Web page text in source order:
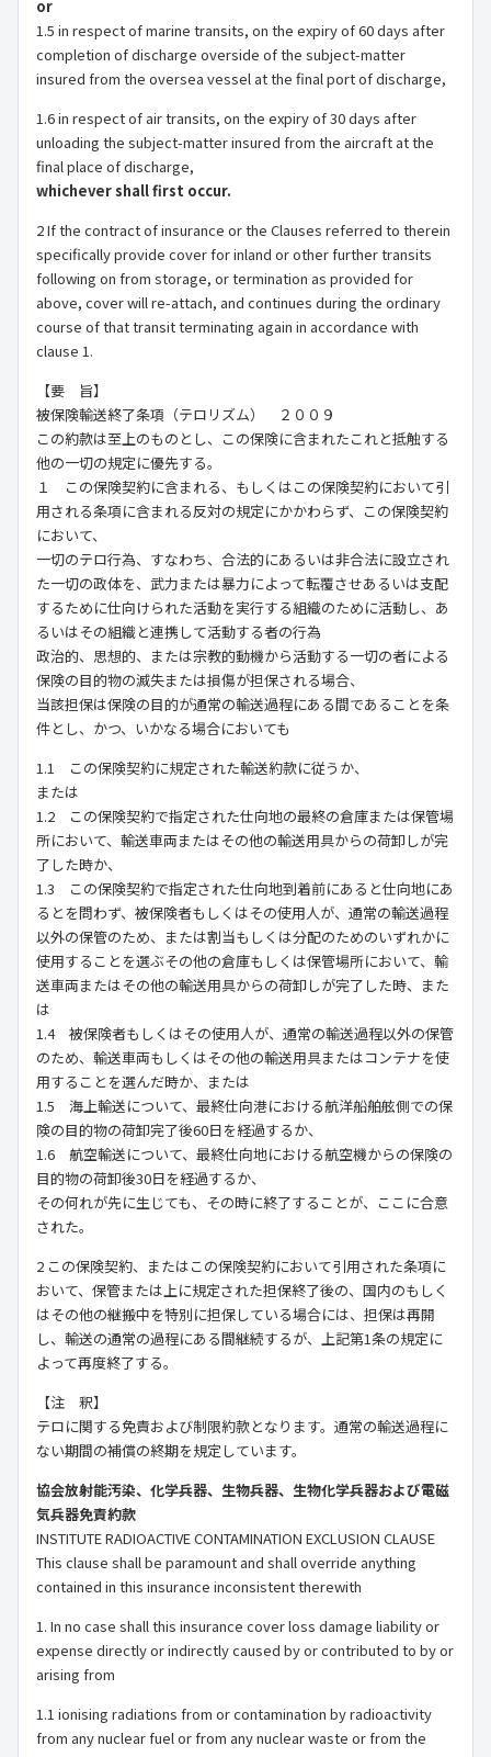
or
1.5 in respect of marine transits, on the expiry of 60 days after
completion of discharge overside of the subject-matter
insured from the oversea vessel at the final port of discharge,
1.6 in respect of air transits, on the expiry of 30 days after
unloading the subject-matter insured from the aircraft at the
final place of discharge,
whichever shall first occur.
2 If the contract of insurance or the Clauses referred to therein
specifically provide cover for inland or other further transits
following on from storage, or termination as provided for
above, cover will re-attach, and continues during the ordinary
course of that transit terminating again in accordance with
clause 1.
【要 旨】
被保険輸送終了条項（テロリズム） ２００９
この約款は至上のものとし、この保険に含まれたこれと抵触する
他の一切の規定に優先する。
１ この保険契約に含まれる、もしくはこの保険契約において引
用される条項に含まれる反対の規定にかかわらず、この保険契約
において、
一切のテロ行為、すなわち、合法的にあるいは非合法に設立され
た一切の政体を、武力または暴力によって転覆させあるいは支配
するために仕向けられた活動を実行する組織のために活動し、あ
るいはその組織と連携して活動する者の行為
政治的、思想的、または宗教的動機から活動する一切の者による
保険の目的物の滅失または損傷が担保される場合、
当該担保は保険の目的が通常の輸送過程にある間であることを条
件とし、かつ、いかなる場合においても
1.1 この保険契約に規定された輸送約款に従うか、
または
1.2 この保険契約で指定された仕向地の最終の倉庫または保管場
所において、輸送車両またはその他の輸送用具からの荷卸しが完
了した時か、
1.3 この保険契約で指定された仕向地到着前にあると仕向地にあ
るとを問わず、被保険者もしくはその使用人が、通常の輸送過程
以外の保管のため、または割当もしくは分配のためのいずれかに
使用することを選ぶその他の倉庫もしくは保管場所において、輸
送車両またはその他の輸送用具からの荷卸しが完了した時、また
は
1.4 被保険者もしくはその使用人が、通常の輸送過程以外の保管
のため、輸送車両もしくはその他の輸送用具またはコンテナを使
用することを選んだ時か、または
1.5 海上輸送について、最終仕向港における航洋船舶舷側での保
険の目的物の荷卸完了後60日を経過するか、
1.6 航空輸送について、最終仕向地における航空機からの保険の
目的物の荷卸後30日を経過するか、
その何れが先に生じても、その時に終了することが、ここに合意
された。
2 この保険契約、またはこの保険契約において引用された条項に
おいて、保管または上に規定された担保終了後の、国内のもしく
はその他の継搬中を特別に担保している場合には、担保は再開
し、輸送の通常の過程にある間継続するが、上記第1条の規定に
よって再度終了する。
【注 釈】
テロに関する免責および制限約款となります。通常の輸送過程に
ない期間の補償の終期を規定しています。
協会放射能汚染、化学兵器、生物兵器、生物化学兵器および電磁
気兵器免責約款
INSTITUTE RADIOACTIVE CONTAMINATION EXCLUSION CLAUSE
This clause shall be paramount and shall override anything
contained in this insurance inconsistent therewith
1. In no case shall this insurance cover loss damage liability or
expense directly or indirectly caused by or contributed to by or
arising from
1.1 ionising radiations from or contamination by radioactivity
from any nuclear fuel or from any nuclear waste or from the